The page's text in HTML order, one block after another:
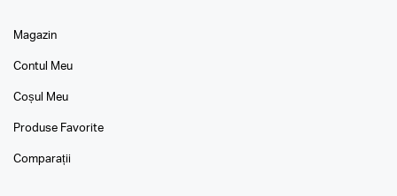
Magazin
Contul Meu
Coșul Meu
Produse Favorite
Comparații